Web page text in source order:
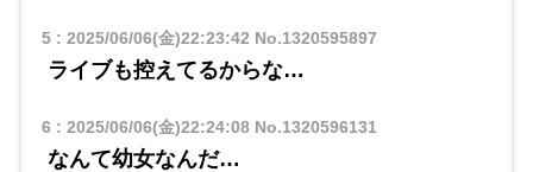
5: 2025/06/06(金)22:23:42 No.1320595897
ライブも控えてるからな…
6 : 2025/06/06(金)22:24:08No.1320596131
なんて幼女なんだ…